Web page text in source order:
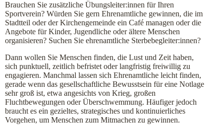
Brauchen Sie zusätzliche Übungsleiter:innen für Ihren
Sportverein? Würden Sie gern Ehrenamtliche gewinnen, die im
Stadtteil oder der Kirchengemeinde ein Café managen oder die
Angebote für Kinder, Jugendliche oder ältere Menschen
organisieren? Suchen Sie ehrenamtliche Sterbebegleiter:innen?
Dann wollen Sie Menschen finden, die Lust und Zeit haben,
sich punktuell, zeitlich befristet oder langfristig freiwillig zu
engagieren. Manchmal lassen sich Ehrenamtliche leicht finden,
gerade wenn das gesellschaftliche Bewusstsein für eine Notlage
sehr groß ist, etwa angesichts von Krieg, großen
Fluchtbewegungen oder Überschwemmung. Häufiger jedoch
braucht es ein gezieltes, strategisches und kontinuierliches
Vorgehen, um Menschen zum Mitmachen zu gewinnen.